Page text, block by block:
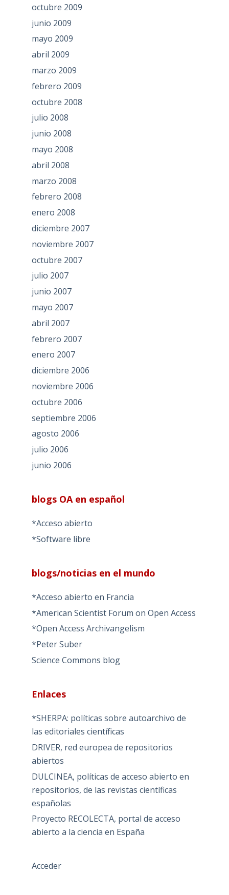
octubre 2009
junio 2009
mayo 2009
abril 2009
marzo 2009
febrero 2009
octubre 2008
julio 2008
junio 2008
mayo 2008
abril 2008
marzo 2008
febrero 2008
enero 2008
diciembre 2007
noviembre 2007
octubre 2007
julio 2007
junio 2007
mayo 2007
abril 2007
febrero 2007
enero 2007
diciembre 2006
noviembre 2006
octubre 2006
septiembre 2006
agosto 2006
julio 2006
junio 2006
blogs OA en español
*Acceso abierto
*Software libre
blogs/noticias en el mundo
*Acceso abierto en Francia
*American Scientist Forum on Open Access
*Open Access Archivangelism
*Peter Suber
Science Commons blog
Enlaces
*SHERPA: políticas sobre autoarchivo de
las editoriales científicas
DRIVER, red europea de repositorios
abiertos
DULCINEA, políticas de acceso abierto en
repositorios, de las revistas científicas
españolas
Proyecto RECOLECTA, portal de acceso
abierto a la ciencia en España
Acceder